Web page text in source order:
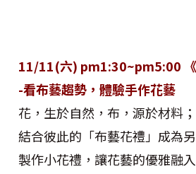
11/11(六) pm1:30~pm5:00
-看布藝趨勢，體驗手作花藝
花，生於自然，布，源於材料
結合彼此的「布藝花禮」成為
製作小花禮，讓花藝的優雅融